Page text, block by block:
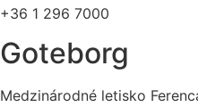
+36 1 296 7000
Goteborg
Medzinárodné letisko